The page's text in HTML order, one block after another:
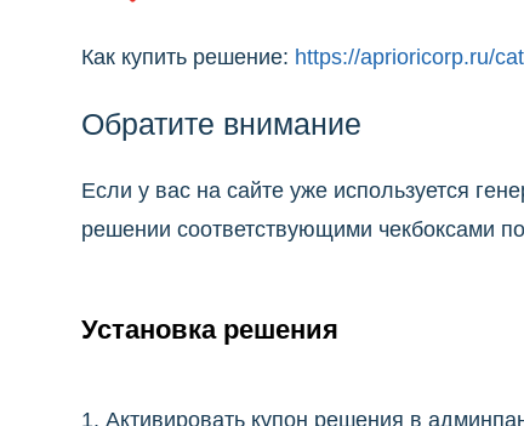
Как купить решение: https://aprioricorp.ru/
Обратите внимание
Если у вас на сайте уже используется
решении соответствующими чекбоксами
Установка решения
1. Активировать купон решения в